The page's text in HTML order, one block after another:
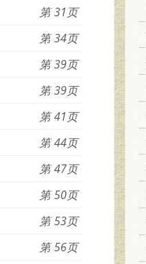
31
34
39
39
41
44
47
50
53
56